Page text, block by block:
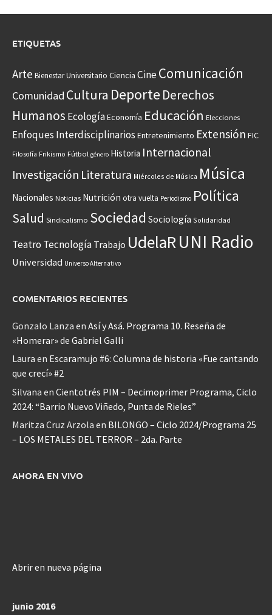
ETIQUETAS
Arte Bienestar Universitario Ciencia CineComunicación
Comunidad Cultura Deporte Derechos
Humanos EcologíaEconomía Educación Elecciones
Enfoques Interdisciplinarios Entretenimiento Extensión FIC
Filosofía Frikismo Fútbol género Historia Internacional
Investigación Literatura Miércoles de Música Música
Nacionales Noticias Nutrición otra vuelta Periodismo Política
Salud Sindicalismo Sociedad Sociología Solidaridad
Teatro Tecnología Trabajo UdelaRUNI Radio
Universidad Universo Alternativo
COMENTARIOS RECIENTES
Gonzalo Lanza en Así y Asá. Programa 10. Reseña de
«Homerar» de Gabriel Galli
Laura en Escaramujo #6: Columna de historia «Fue cantando
que crecí» #2
Silvana en Cientotrés PIM – Decimoprimer Programa, Ciclo
2024: “Barrio Nuevo Viñedo, Punta de Rieles”
Maritza Cruz Arzola en BILONGO – Ciclo 2024/Programa 25
– LOS METALES DEL TERROR – 2da. Parte
AHORA EN VIVO
Abrir en nueva página
junio 2016